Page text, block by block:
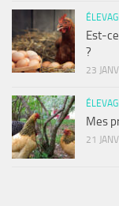
Est-
?
23
Mes
21